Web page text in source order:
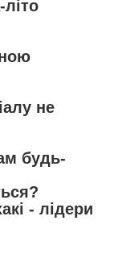
не
будь-
- лідери